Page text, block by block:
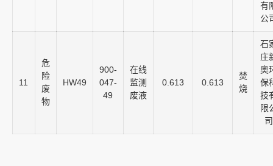
有
公
11
危
险
废
物
HW49
900-
047-
49
在线
监测
废液
0.613 0.613
焚
烧
石
庄
奥
保
技
限
司